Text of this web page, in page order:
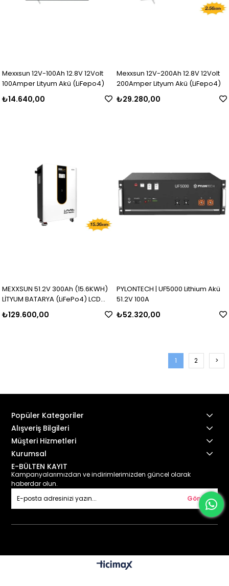
Mexxsun 12V-100Ah 12.8V 12Volt
100Amper Lityum Akü (LiFepo4)
₺14.640,00
Mexxsun 12V-200Ah 12.8V 12Volt
200Amper Lityum Akü (LiFepo4)
₺29.280,00
MEXXSUN 51.2V 300Ah (15.6KWH)
LİTYUM BATARYA (LiFePo4) LCD
EKRANLI
₺129.600,00
PYLONTECH | UF5000 Lithium Akü
51.2V 100A
₺52.320,00
1 2 >
Popüler Kategoriler
Alışveriş Bilgileri
Müşteri Hizmetleri
Kurumsal
E-BÜLTEN KAYIT
Kampanyalarımızdan ve indirimlerimizden güncel olarak
haberdar olun.
Gönder